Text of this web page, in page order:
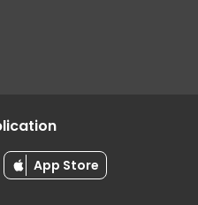
App Store